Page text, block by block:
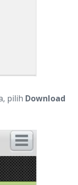
pilih Download